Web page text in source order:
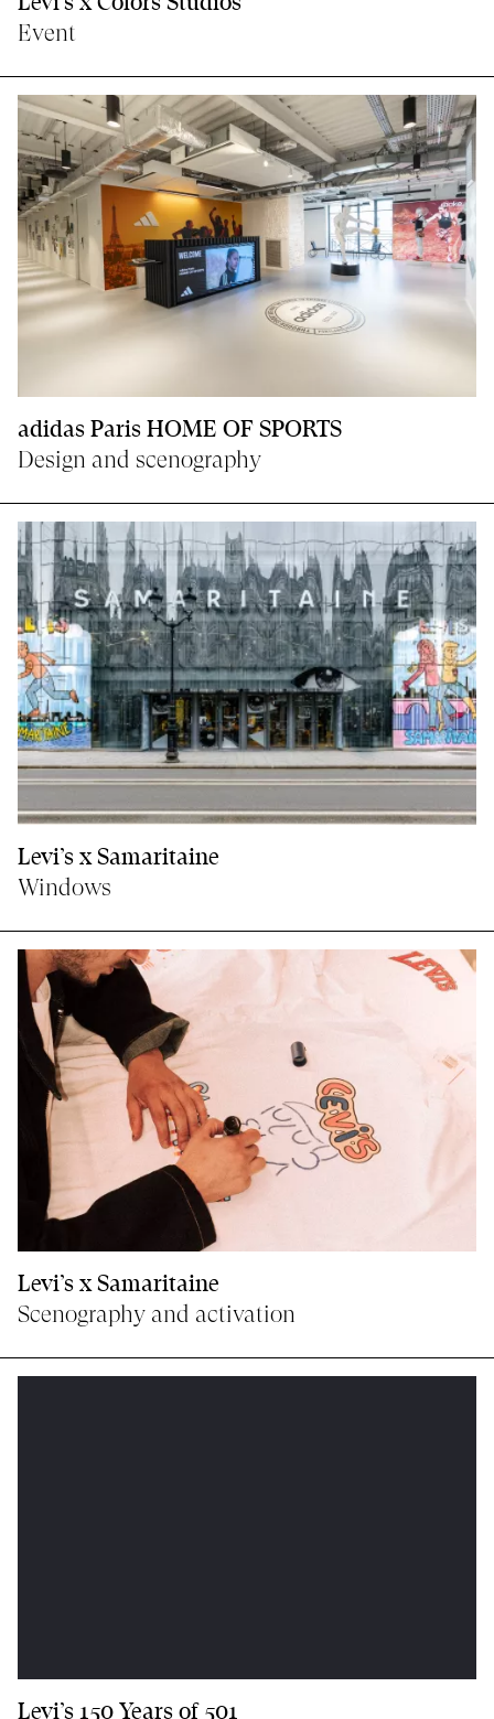
Event
adidas Paris HOME OF SPORTS
Design and scenography
Levi’s x Samaritaine
Windows
Levi’s x Samaritaine
Scenography and activation
Levi’s 150 Years of 501